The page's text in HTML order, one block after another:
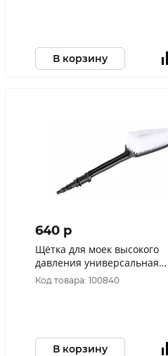
В корзину
640 p
Щётка для моек высокого
давления универсальная
71/5/36
Код товара: 100840
В корзину